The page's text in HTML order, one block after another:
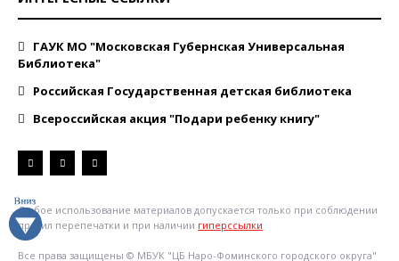
ГАУК МО "Московская Губернская Универсальная
Библиотека"
Российская Государственная детская библиотека
Всероссийская акция "Подари ребенку книгу"
Любое использование материалов допускается только при соблюдении
правил перепечатки и при наличии гиперссылки
Все права защищены © МБУК "ЦБ Наро-Фоминского городского округа"